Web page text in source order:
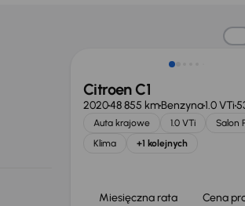
Citroen C1
202048 855 kmBenzyna1.0 VTi
Auta krajowe 1.0 VTi
Salon
Klima
+1 kolejnych
Miesięczna rata Cena